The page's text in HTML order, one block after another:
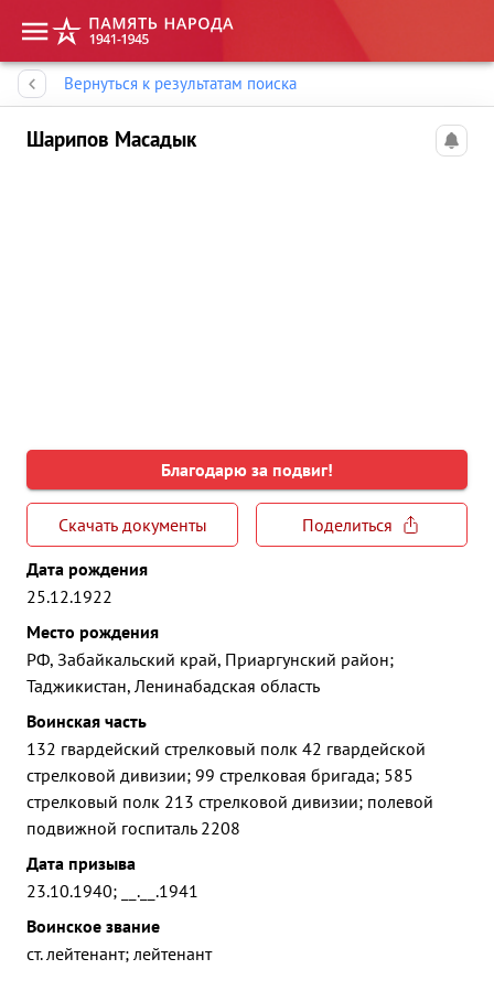
Вернуться к результатам поиска
Шарипов Масадык
Благодарю за подвиг!
Скачать документы
Поделиться
Дата рождения
25.12.1922
Место рождения
РФ, Забайкальский край, Приаргунский район;
Таджикистан, Ленинабадская область
Воинская часть
132 гвардейский стрелковый полк 42 гвардейской
стрелковой дивизии; 99 стрелковая бригада; 585
стрелковый полк 213 стрелковой дивизии; полевой
подвижной госпиталь 2208
Дата призыва
23.10.1940; __.__.1941
Воинское звание
ст. лейтенант; лейтенант
Память народа